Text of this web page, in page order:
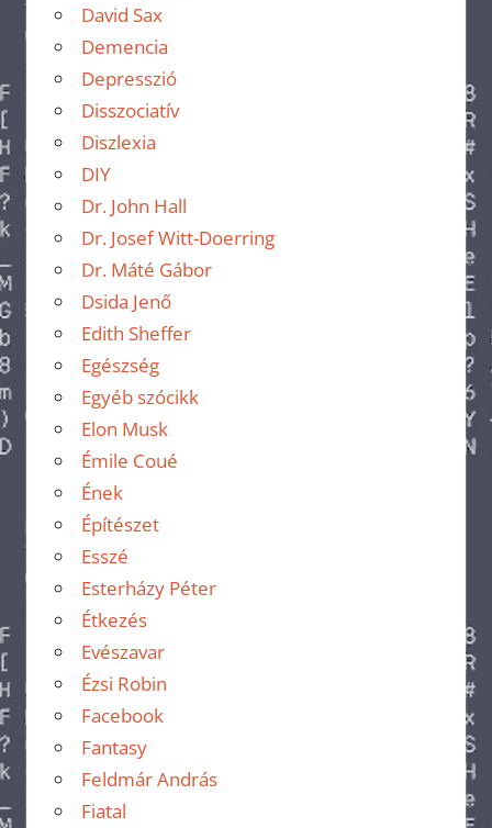
David Sax
Demencia
Depresszió
Disszociatív
Diszlexia
DIY
Dr. John Hall
Dr. Josef Witt-Doerring
Dr. Máté Gábor
Dsida Jenő
Edith Sheffer
Egészség
Egyéb szócikk
Elon Musk
Émile Coué
Ének
Építészet
Esszé
Esterházy Péter
Étkezés
Evészavar
Ézsi Robin
Facebook
Fantasy
Feldmár András
Fiatal